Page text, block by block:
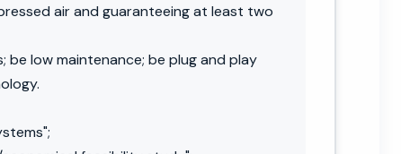
air and guaranteeing at least two
low maintenance; be plug and play